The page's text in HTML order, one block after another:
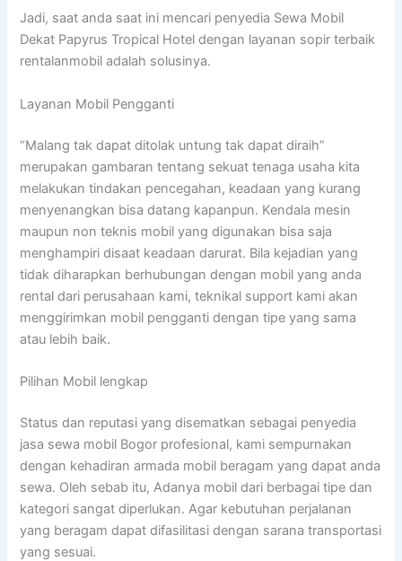
Jadi, saat anda saat ini mencari penyedia Sewa Mobil
Dekat Papyrus Tropical Hotel dengan layanan sopir terbaik
rentalanmobil adalah solusinya.
Layanan Mobil Pengganti
“Malang tak dapat ditolak untung tak dapat diraih”
merupakan gambaran tentang sekuat tenaga usaha kita
melakukan tindakan pencegahan, keadaan yang kurang
menyenangkan bisa datang kapanpun. Kendala mesin
maupun non teknis mobil yang digunakan bisa saja
menghampiri disaat keadaan darurat. Bila kejadian yang
tidak diharapkan berhubungan dengan mobil yang anda
rental dari perusahaan kami, teknikal support kami akan
menggirimkan mobil pengganti dengan tipe yang sama
atau lebih baik.
Pilihan Mobil lengkap
Status dan reputasi yang disematkan sebagai penyedia
jasa sewa mobil Bogor profesional, kami sempurnakan
dengan kehadiran armada mobil beragam yang dapat anda
sewa. Oleh sebab itu, Adanya mobil dari berbagai tipe dan
kategori sangat diperlukan. Agar kebutuhan perjalanan
yang beragam dapat difasilitasi dengan sarana transportasi
yang sesuai.